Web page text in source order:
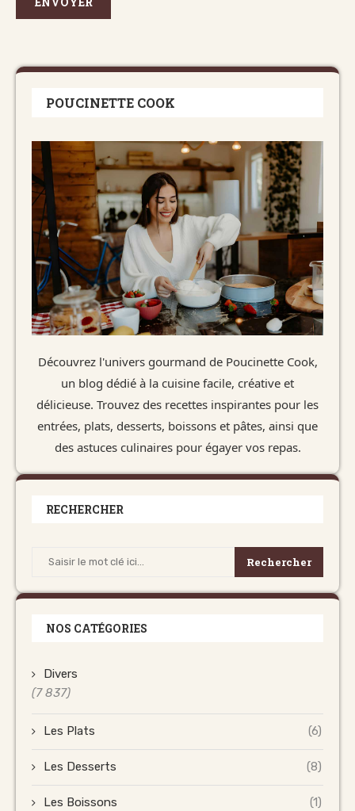
POUCINETTE COOK
Découvrez l'univers gourmand de Poucinette Cook,
un blog dédié à la cuisine facile, créative et
délicieuse. Trouvez des recettes inspirantes pour les
entrées, plats, desserts, boissons et pâtes, ainsi que
des astuces culinaires pour égayer vos repas.
RECHERCHER
Rechercher
NOS CATÉGORIES
Divers
(7 837)
Les Plats (6)
Les Desserts (8)
Les Boissons (1)